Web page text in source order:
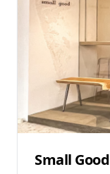
Small Good